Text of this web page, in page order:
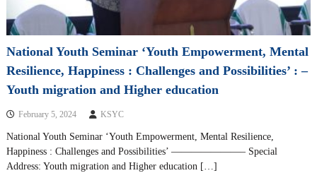
National Youth Seminar ‘Youth Empowerment, Mental
Resilience, Happiness : Challenges and Possibilities’ : –
Youth migration and Higher education
February 5, 2024 KSYC
National Youth Seminar ‘Youth Empowerment, Mental Resilience,
Happiness : Challenges and Possibilities’ ———————– Special
Address: Youth migration and Higher education […]